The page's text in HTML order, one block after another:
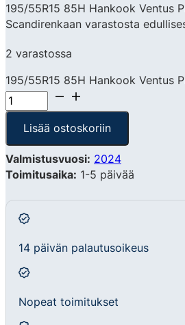
195/55R15 85H Hankook Ventus
Scandirenkaan varastosta
2 varastossa
195/55R15 85H Hankook Ventus
Lisää ostoskoriin
Valmistusvuosi: 2024
Toimitusaika: 1-5 päivää
14 päivän palautusoikeus
Nopeat toimitukset